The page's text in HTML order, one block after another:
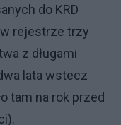
do KRD
rejestrze trzy
z długami
lata wstecz
tam na rok przed